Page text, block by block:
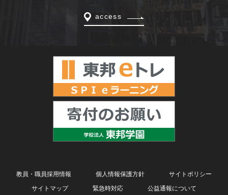
access
教員・職員採用情報 個人情報保護方針
サイトポリシー
サイトマップ
緊急時対応 公益通報について